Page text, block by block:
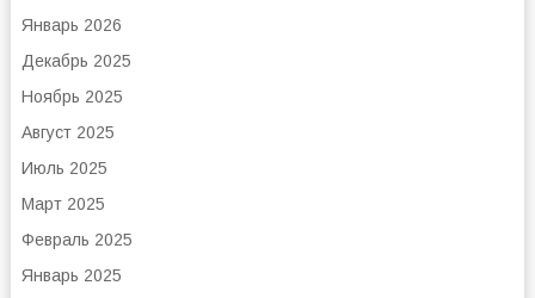
Январь 2026
Декабрь 2025
Ноябрь 2025
Август 2025
Июль 2025
Март 2025
Февраль 2025
Январь 2025